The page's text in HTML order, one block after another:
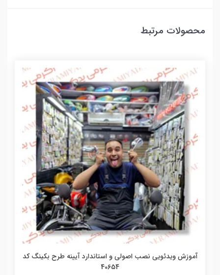
محصولات مرتبط
آموزش ویدئویی نصب اصولی و استاندارد موتورکیلومتر کد
441502